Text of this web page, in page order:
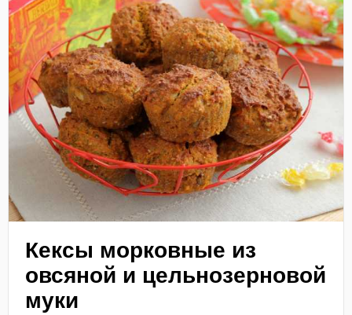
Кексы морковные из
овсяной и цельнозерновой
муки